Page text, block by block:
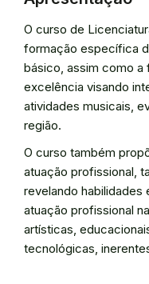
O curso de
formação específica
básico, assim como
excelência visando
atividades musicais,
região.
O curso também
atuação profissional,
revelando habilidades
atuação profissional
artísticas,
tecnológicas,